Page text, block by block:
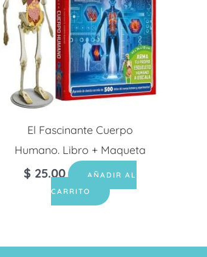
El Fascinante Cuerpo
Humano. Libro + Maqueta
$ 25.00
AÑADIR AL
CARRITO